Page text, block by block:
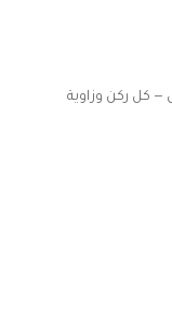
— كل ركن وزاوية